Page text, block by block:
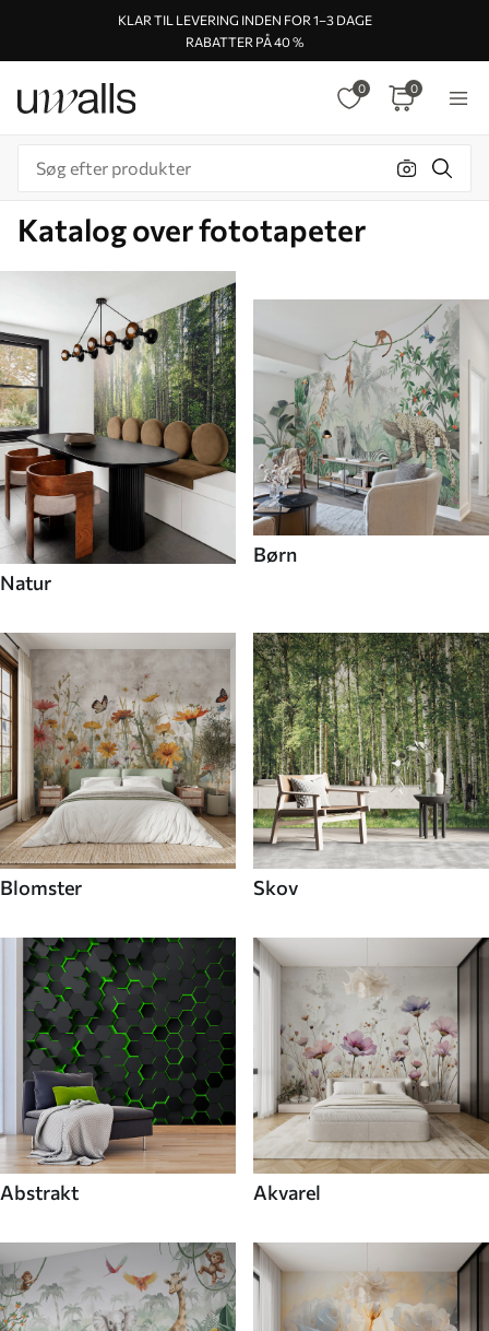
KLAR TIL LEVERING INDEN FOR 1–3 DAGE
RABATTER PÅ 40 %
0 0
Katalog over fototapeter
Natur
Børn
Blomster Skov
Abstrakt Akvarel